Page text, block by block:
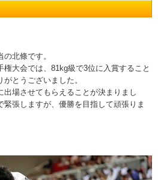
北條です。
大会では、81kg級で3位に入賞すること
とうございました。
出場させてもらえることが決まりまし
張しますが、優勝を目指して頑張りま